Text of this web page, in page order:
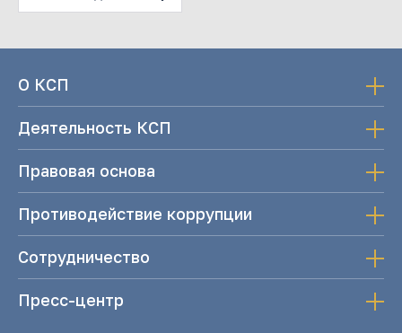
О КСП
Деятельность КСП
Правовая основа
Противодействие коррупции
Сотрудничество
Пресс-центр